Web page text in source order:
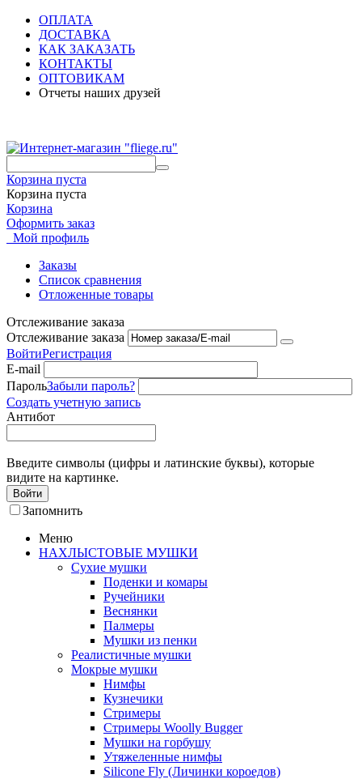
ОПЛАТА
ДОСТАВКА
КАК ЗАКАЗАТЬ
КОНТАКТЫ
ОПТОВИКАМ
Отчеты наших друзей
Корзина пуста
Корзина пуста
Корзина
Оформить заказ
Мой профиль
Заказы
Список сравнения
Отложенные товары
Отслеживание заказа
Отслеживание заказа
ВойтиРегистрация
E-mail
ПарольЗабыли пароль?
Создать учетную запись
Антибот
Введите символы (цифры и латинские буквы), которые
видите на картинке.
Войти
Запомнить
Меню
НАХЛЫСТОВЫЕ МУШКИ
Сухие мушки
Поденки и комары
Ручейники
Веснянки
Палмеры
Мушки из пенки
Реалистичные мушки
Мокрые мушки
Нимфы
Кузнечики
Стримеры
Стримеры Woolly Bugger
Мушки на горбушу
Утяжеленные нимфы
Silicone Fly (Личинки короедов)